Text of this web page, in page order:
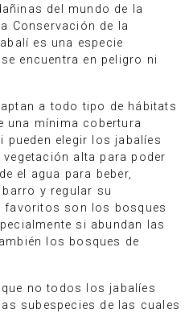
del mundo​ de la
Conservación de la
es una especie
encuentra en peligro ni
a todo tipo de hábitats
una mínima cobertura
pueden elegir los jabalíes
alta para poder
el agua para beber,
y regular su
favoritos son los bosques
si abundan las
los bosques de
no todos los jabalíes
subespecies de las cuales